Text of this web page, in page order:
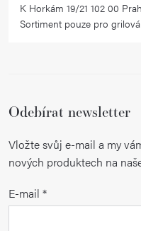
K Horkám 19/21 102 00
Sortiment pouze pro
Odebírat newsletter
Vložte svůj e-mail a my
nových produktech na
E-mail